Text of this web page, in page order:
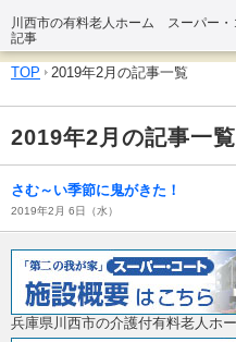
川西市の有料老人ホーム スーパー
記事
TOP 2019年2月の記事一覧
2019年2月の記事一覧
さむ～い季節に鬼がきた！
2019年2月 6日（水）
兵庫県川西市の介護付有料老人ホ